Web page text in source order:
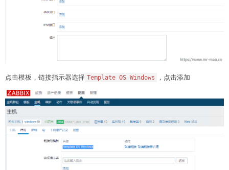
点击模板，链接指示器选择 Template OS Windows ，点击添加